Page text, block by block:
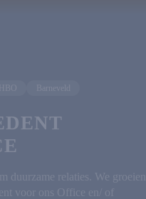
HBO
duurzame relaties. We groeien
voor ons Office en/ of